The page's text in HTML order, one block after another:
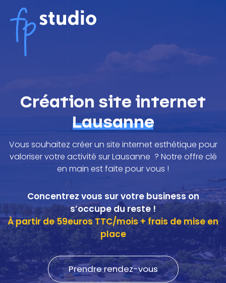
contenu
Création site internet
Lausanne
Vous souhaitez créer un site internet esthétique pour
valoriser votre activité sur Lausanne ? Notre offre clé
en main est faite pour vous !
Concentrez vous sur votre business on
s’occupe du reste !
À partir de 59euros TTC/mois + frais de mise en
place
Prendre rendez-vous